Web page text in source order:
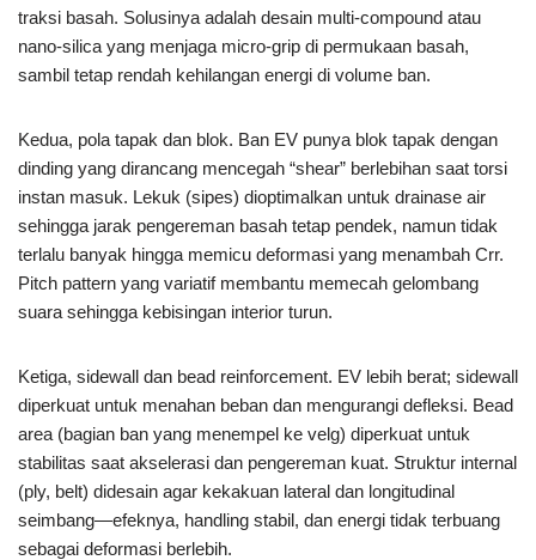
traksi basah. Solusinya adalah desain multi-compound atau
nano-silica yang menjaga micro-grip di permukaan basah,
sambil tetap rendah kehilangan energi di volume ban.
Kedua, pola tapak dan blok. Ban EV punya blok tapak dengan
dinding yang dirancang mencegah “shear” berlebihan saat torsi
instan masuk. Lekuk (sipes) dioptimalkan untuk drainase air
sehingga jarak pengereman basah tetap pendek, namun tidak
terlalu banyak hingga memicu deformasi yang menambah Crr.
Pitch pattern yang variatif membantu memecah gelombang
suara sehingga kebisingan interior turun.
Ketiga, sidewall dan bead reinforcement. EV lebih berat; sidewall
diperkuat untuk menahan beban dan mengurangi defleksi. Bead
area (bagian ban yang menempel ke velg) diperkuat untuk
stabilitas saat akselerasi dan pengereman kuat. Struktur internal
(ply, belt) didesain agar kekakuan lateral dan longitudinal
seimbang—efeknya, handling stabil, dan energi tidak terbuang
sebagai deformasi berlebih.